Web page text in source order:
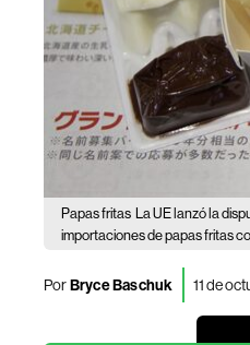
Papas fritas La UE lanzó la
importaciones de papas fritas
PorBryce Baschuk 11 de